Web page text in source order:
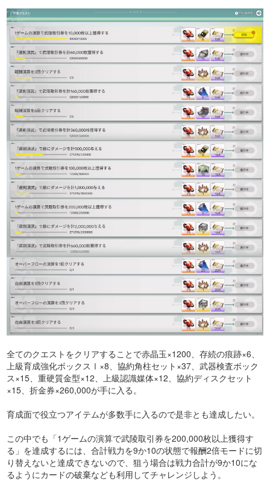
全てのクエストをクリアすることで赤晶玉×1200、存続の痕跡×6、
上級育成強化ボックスⅠ×8、協約角柱セット×37、武器検査ボック
ス×15、重硬質金型×12、上級認識媒体×12、協約ディスクセット
×15、折金券×260,000が手に入る。
育成面で役立つアイテムが多数手に入るので是非とも達成したい。
この中でも「1ゲームの演算で武陵取引券を200,000枚以上獲得す
る」を達成するには、合計戦力を9か10の状態で報酬2倍モードに切
り替えないと達成できないので、狙う場合は戦力合計が9か10にな
るようにカードの破棄なども利用してチャレンジしよう。